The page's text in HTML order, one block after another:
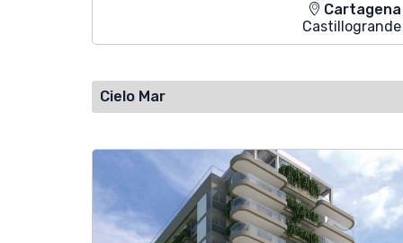
Cartagena
Castillogrande
Cielo Mar